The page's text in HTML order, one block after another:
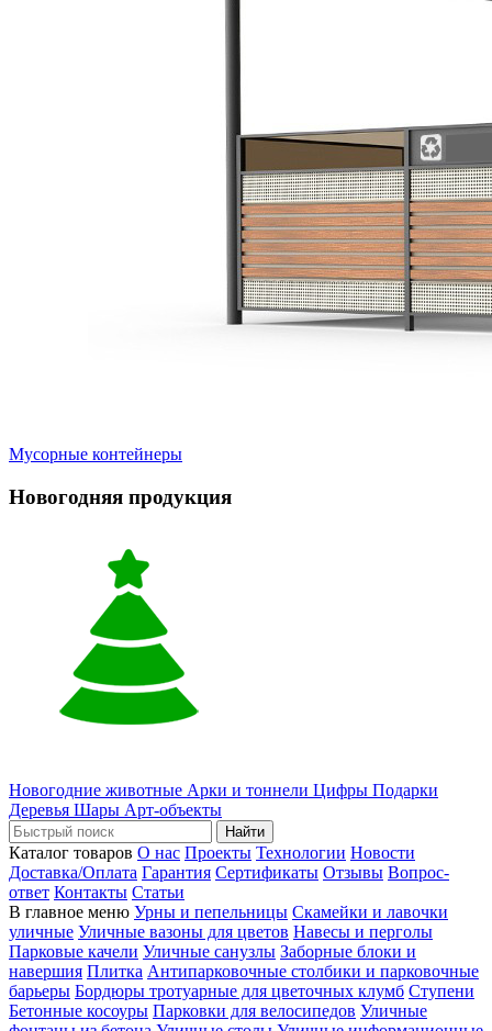
Мусорные контейнеры
Новогодняя продукция
Новогодние животные Арки и тоннели Цифры Подарки
Деревья Шары Арт-объекты
Найти
Каталог товаров О нас Проекты Технологии Новости
Доставка/Оплата Гарантия Сертификаты Отзывы Вопрос-
ответ Контакты Статьи
В главное меню Урны и пепельницы Скамейки и лавочки
уличные Уличные вазоны для цветов Навесы и перголы
Парковые качели Уличные санузлы Заборные блоки и
навершия Плитка Антипарковочные столбики и парковочные
барьеры Бордюры тротуарные для цветочных клумб Ступени
Бетонные косоуры Парковки для велосипедов Уличные